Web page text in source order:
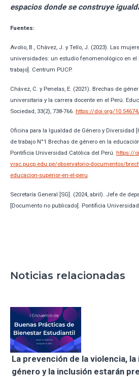
espacios donde se construye
Fuentes:
Avolio, B., Chávez, J. y Tello, J. (2023). Las
universidades: un estudio fenomenológico en el
trabajo]. Centrum PUCP.
Chávez, C. y Penelas, E. (2021). Brechas de
universitaria y la carrera docente en el Perú.
Sociedad, 33(2), 738-766. https://doi.org/
Oficina para la Igualdad de Género y Diversidad
de trabajo N°1 Brechas de género en la
Pontificia Universidad Católica del Perú. https://
vrac.pucp.edu.pe/observatorio-documentos/
educacion-superior-en-el-peru
Secretaría General [SG]. (2024, abril). Jefe de
[Documento no publicado]. Pontificia
Noticias relacionadas
La prevención de la violencia, la
género y la inclusión estarán